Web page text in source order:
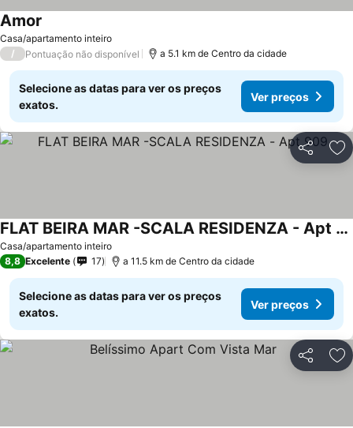
Casa/apartamento inteiro
Amor
/ Pontuação não disponível a 5.1 km de Centro da cidade
Selecione as datas para ver os preços
exatos.
Ver preços
Partilhar
Casa/apartamento inteiro
FLAT BEIRA MAR -SCALA RESIDENZA - Apt 909
Ver preços
8,8 Excelente 17 a 11.5 km de Centro da cidade
Selecione as datas para ver os preços
exatos.
Ver preços
Partilhar